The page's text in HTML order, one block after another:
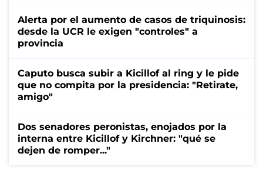
Alerta por el aumento de casos de triquinosis:
desde la UCR le exigen "controles" a
provincia
Caputo busca subir a Kicillof al ring y le pide
que no compita por la presidencia: "Retirate,
amigo"
Dos senadores peronistas, enojados por la
interna entre Kicillof y Kirchner: "qué se
dejen de romper..."